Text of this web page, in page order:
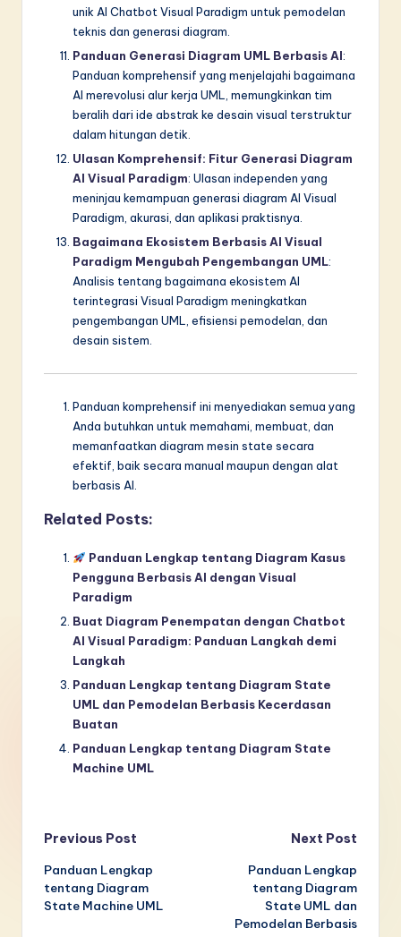
unik AI Chatbot Visual Paradigm untuk pemodelan
teknis dan generasi diagram.
Panduan Generasi Diagram UML Berbasis AI:
Panduan komprehensif yang menjelajahi bagaimana
AI merevolusi alur kerja UML, memungkinkan tim
beralih dari ide abstrak ke desain visual terstruktur
dalam hitungan detik.
Ulasan Komprehensif: Fitur Generasi Diagram
AI Visual Paradigm: Ulasan independen yang
meninjau kemampuan generasi diagram AI Visual
Paradigm, akurasi, dan aplikasi praktisnya.
Bagaimana Ekosistem Berbasis AI Visual
Paradigm Mengubah Pengembangan UML:
Analisis tentang bagaimana ekosistem AI
terintegrasi Visual Paradigm meningkatkan
pengembangan UML, efisiensi pemodelan, dan
desain sistem.
Panduan komprehensif ini menyediakan semua yang
Anda butuhkan untuk memahami, membuat, dan
memanfaatkan diagram mesin state secara
efektif, baik secara manual maupun dengan alat
berbasis AI.
Related Posts:
Panduan Lengkap tentang Diagram Kasus
Pengguna Berbasis AI dengan Visual
Paradigm
Buat Diagram Penempatan dengan Chatbot
AI Visual Paradigm: Panduan Langkah demi
Langkah
Panduan Lengkap tentang Diagram State
UML dan Pemodelan Berbasis Kecerdasan
Buatan
Panduan Lengkap tentang Diagram State
Machine UML
Post
navigation
Previous Post
Panduan Lengkap
tentang Diagram
State Machine UML
Next Post
Panduan Lengkap
tentang Diagram
State UML dan
Pemodelan Berbasis